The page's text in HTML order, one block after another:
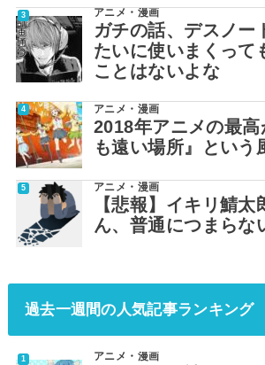
アニメ・漫画
ガチの話、デスノー
たいに使いまくって
ことはないよな
アニメ・漫画
2018年アニメの最高
も遠い場所』という
アニメ・漫画
【悲報】イキリ鯖太
ん、普通につまらな
過去一週間の人気記事ランキング
アニメ・漫画